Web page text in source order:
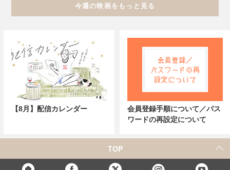
今週の映画をもっと見る
【8月】配信カレンダー
会員登録手順について／パス
ワードの再設定について
TOP